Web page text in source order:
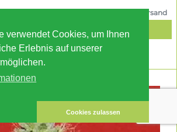
verwendet Cookies, um Ihnen
Erlebnis auf unserer
Cookies zulassen
inkl. MwSt. zzgl. Versand
IN DEN WARENKORB